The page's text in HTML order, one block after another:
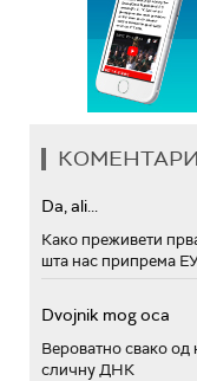
КОМЕНТАРИ
Da, ali...
Како преживети
шта нас припрема
Dvojnik mog oca
Вероватно свако од
сличну ДНК